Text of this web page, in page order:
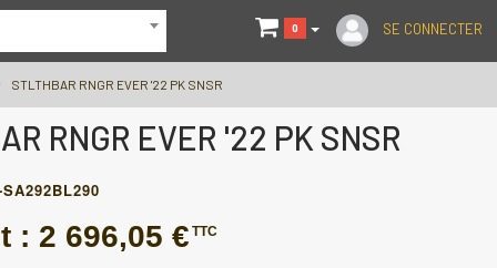
SE CONNECTER
0
STLTHBAR RNGR EVER '22 PK SNSR
RNGR EVER '22 PK SNSR
: 2 696,05 € TTC